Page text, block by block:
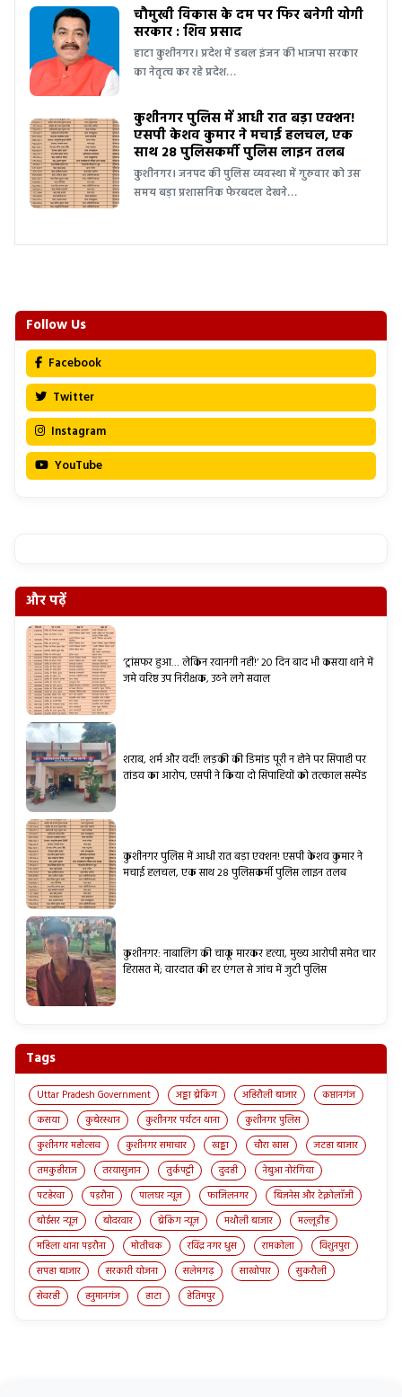
चौमुखी विकास के दम पर फिर बनेगी योगी
सरकार : शिव प्रसाद
हाटा कुशीनगर। प्रदेश में डबल इंजन की भाजपा सरकार
का नेतृत्व कर रहे प्रदेश…
कुशीनगर पुलिस में आधी रात बड़ा एक्शन!
एसपी केशव कुमार ने मचाई हलचल, एक
साथ 28 पुलिसकर्मी पुलिस लाइन तलब
कुशीनगर। जनपद की पुलिस व्यवस्था में गुरुवार को उस
समय बड़ा प्रशासनिक फेरबदल देखने…
Follow Us
Facebook
Twitter
Instagram
YouTube
और पढ़ें
‘ट्रांसफर हुआ… लेकिन रवानगी नहीं!’ 20 दिन बाद भी कसया थाने में
जमे वरिष्ठ उप निरीक्षक, उठने लगे सवाल
शराब, शर्म और वर्दी! लड़की की डिमांड पूरी न होने पर सिपाही पर
तांडव का आरोप, एसपी ने किया दो सिपाहियों को तत्काल सस्पेंड
कुशीनगर पुलिस में आधी रात बड़ा एक्शन! एसपी केशव कुमार ने
मचाई हलचल, एक साथ 28 पुलिसकर्मी पुलिस लाइन तलब
कुशीनगर: नाबालिग की चाकू मारकर हत्या, मुख्य आरोपी समेत चार
हिरासत में; वारदात की हर एंगल से जांच में जुटी पुलिस
Tags
Uttar Pradesh Government अड्डा ब्रेकिंग अहिरौली बाजार
कप्तानगंज
कसया
कुबेरस्थान कुशीनगर पर्यटन थाना
कुशीनगर पुलिस
कुशीनगर महोत्सव
कुशीनगर समाचार खड्डा चौरा खास
जटहा बाजार
तमकुहीराज
तरयासुजान तुर्कपट्टी दुदही
नेबुआ नोरंगिया
पटहेरवा
पड़रौना पालघर न्यूज़ फाजिलनगर
बिज़नेस और टेक्नोलॉजी
बोईसर न्यूज़
बोदरवार ब्रेकिंग न्यूज़ मथौली बाजार
मल्लूडीह
महिला थाना पड़रौना
मोतीचक रविंद्र नगर धुस रामकोला
विशुनपुरा
सपहा बाजार
सरकारी योजना सलेमगढ़ साखोपार
सुकरौली
सेवरही
हनुमानगंज हाटा हेतिमपुर